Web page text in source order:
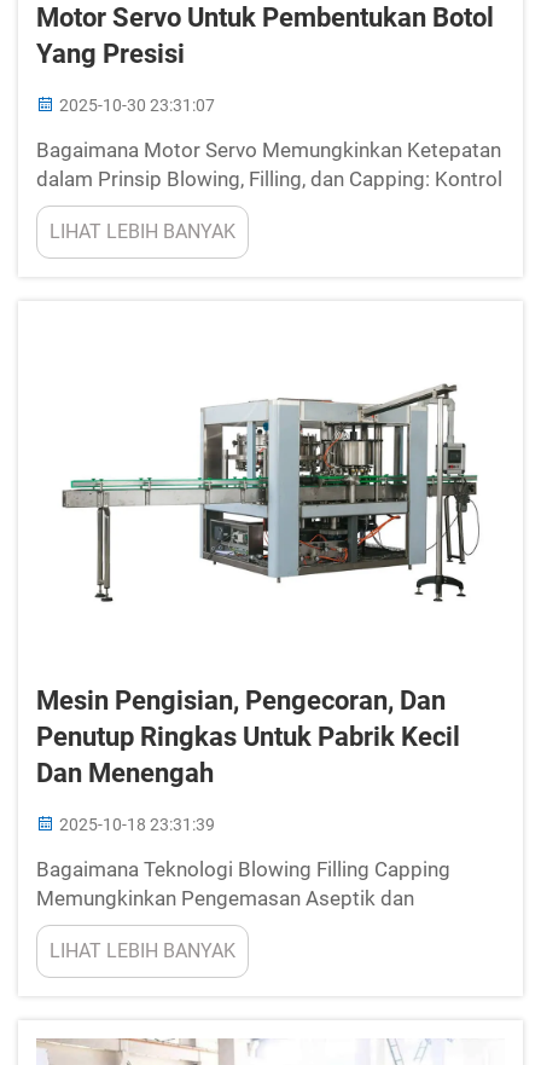
Motor Servo Untuk Pembentukan Botol
Yang Presisi
2025-10-30 23:31:07
Bagaimana Motor Servo Memungkinkan Ketepatan
dalam Prinsip Blowing, Filling, dan Capping: Kontrol
Motor Servo dalam Akurasi Pembentukan Botol.
Dalam aplikasi blow molding, motor servo dapat
mencapai ketepatan sekitar 0,1 derajat berkat
LIHAT LEBIH BANYAK
Mesin Pengisian, Pengecoran, Dan
Penutup Ringkas Untuk Pabrik Kecil
Dan Menengah
2025-10-18 23:31:39
Bagaimana Teknologi Blowing Filling Capping
Memungkinkan Pengemasan Aseptik dan
Terintegrasi. Memahami integrasi teknologi blow-
fill-seal dalam pengemasan aseptik. Metode blow-
fill-seal (BFS) menggabungkan pembuatan wadah,
LIHAT LEBIH BANYAK